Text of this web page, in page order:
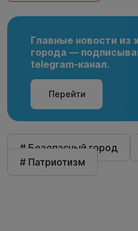
Главные новости из
города —
telegram-канал.
Перейти
# Безопасный город
# Патриотизм